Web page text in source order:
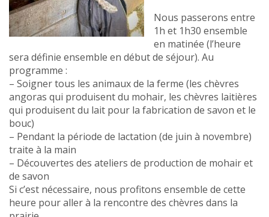
Nous passerons entre
1h et 1h30 ensemble
en matinée (l’heure
sera définie ensemble en début de séjour). Au
programme :
– Soigner tous les animaux de la ferme (les chèvres
angoras qui produisent du mohair, les chèvres laitières
qui produisent du lait pour la fabrication de savon et le
bouc)
– Pendant la période de lactation (de juin à novembre)
traite à la main
– Découvertes des ateliers de production de mohair et
de savon
Si c’est nécessaire, nous profitons ensemble de cette
heure pour aller à la rencontre des chèvres dans la